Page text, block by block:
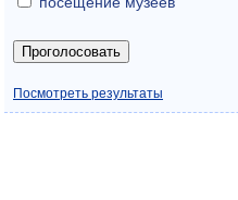
Посмотреть результаты